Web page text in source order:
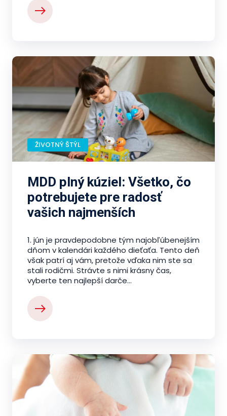
ŽIVOTNÝ ŠTÝL
MDD plný kúziel: Všetko, čo
potrebujete pre radosť
vašich najmenších
1. jún je pravdepodobne tým najobľúbenejším
dňom v kalendári každého dieťaťa. Tento deň
však patrí aj vám, pretože vďaka nim ste sa
stali rodičmi. Strávte s nimi krásny čas,
vyberte ten najlepší darče...